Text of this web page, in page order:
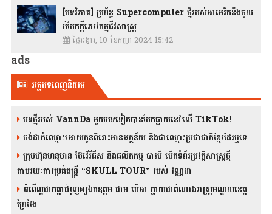
[បទវិភាគ] ប្រព័ន្ធ Supercomputer ថ្មីរបស់អាមេរិកនឹងចូល
បំបែកក្តីភេរវកម្មជីវសាស្រ្ត
ថ្ងៃអង្គារ, 10 ខែកញ្ញា 2024 15:42
ads
អត្ថបទពេញនិយម
បទថ្មីរបស់ VannDa មួយបទទៀតបានបែកធ្លាយនៅលើ TikTok!
ចង់ដាក់ឈ្មោះអោយកូនពិរោះមានអត្ថន័យ និងជាឈ្មោះប្រជាជាតិខ្មែរដែរឬទេ
ក្រុមហ៊ុនហនុមាន ប៊ែវើរីជីស និង​ផលិតកម្ម បារមី​ បើកទំព័រប្រវត្តិសាស្ត្រថ្មី
តាមរយៈការប្រគំតន្រ្តី “SKULL TOUR” របស់ វណ្ណដា
អំពើល្អជាកត្តាជំរុញឲ្យឯកឧត្តម ជាម ប៉េអា ក្លាយជាតំណាងរាស្ត្រមណ្ឌលខេត្ត
ព្រៃវែង